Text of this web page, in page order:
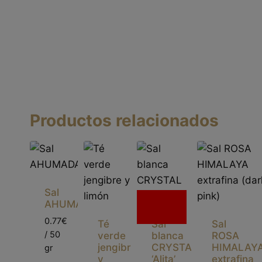
Productos relacionados
Sal
AHUMADA
0.77€
/ 50
gr
Té
verde
jengibre
y
Sal
blanca
CRYSTAL
‘Alita’
Sal
ROSA
extrafina